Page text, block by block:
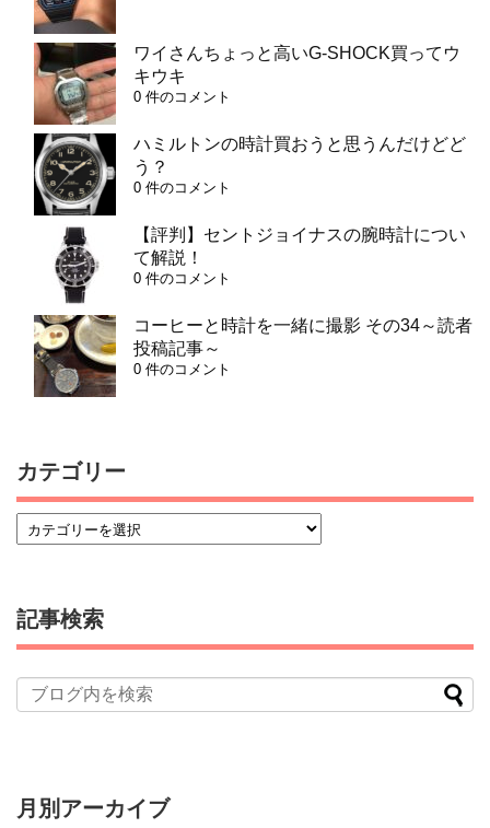
ワイさんちょっと高いG-SHOCK買ってウ
キウキ
0 件のコメント
ハミルトンの時計買おうと思うんだけどど
う？
0 件のコメント
【評判】セントジョイナスの腕時計につい
て解説！
0 件のコメント
コーヒーと時計を一緒に撮影 その34～読者
投稿記事～
0 件のコメント
カテゴリー
記事検索
月別アーカイブ